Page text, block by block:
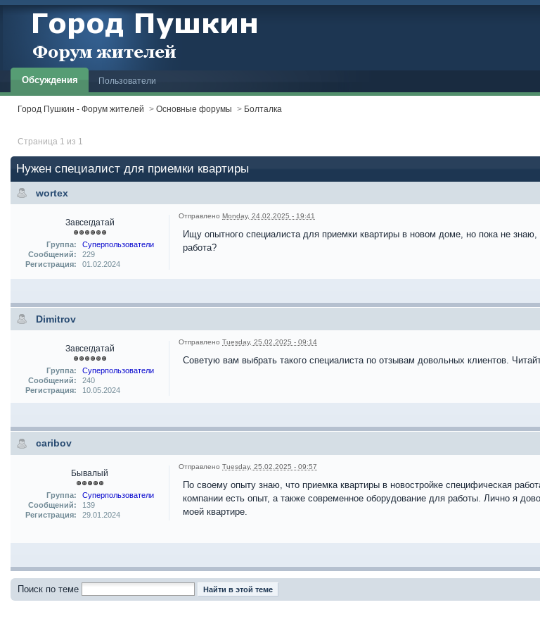
Обсуждения Пользователи
Город Пушкин - Форум жителей > Основные форумы > Болталка
Страница 1 из 1
Нужен специалист для приемки квартиры
wortex
Завсегдатай
Группа:
Суперпользователи
Сообщений:
229
Регистрация:
01.02.2024
Отправлено Monday, 24.02.2025 - 19:41
Ищу опытного специалиста для приемки квартиры в новом доме, но пока не
работа?
Dimitrov
Завсегдатай
Группа:
Суперпользователи
Сообщений:
240
Регистрация:
10.05.2024
Отправлено Tuesday, 25.02.2025 - 09:14
Советую вам выбрать такого специалиста по отзывам довольных клиентов.
caribov
Бывалый
Группа:
Суперпользователи
Сообщений:
139
Регистрация:
29.01.2024
Отправлено Tuesday, 25.02.2025 - 09:57
По своему опыту знаю, что приемка квартиры в новостройке специфическая
компании есть опыт, а также современное оборудование для работы. Лично я
моей квартире.
Поиск по теме